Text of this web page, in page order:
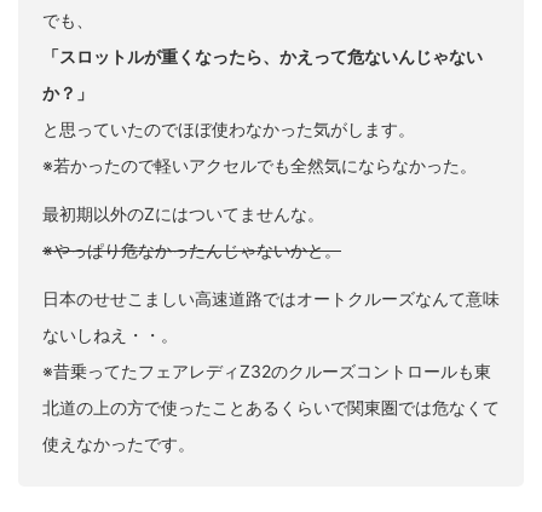
でも、
「スロットルが重くなったら、かえって危ないんじゃない
か？」
と思っていたのでほぼ使わなかった気がします。
※若かったので軽いアクセルでも全然気にならなかった。
最初期以外のZにはついてませんな。
※やっぱり危なかったんじゃないかと。
日本のせせこましい高速道路ではオートクルーズなんて意味
ないしねえ・・。
※昔乗ってたフェアレディZ32のクルーズコントロールも東
北道の上の方で使ったことあるくらいで関東圏では危なくて
使えなかったです。